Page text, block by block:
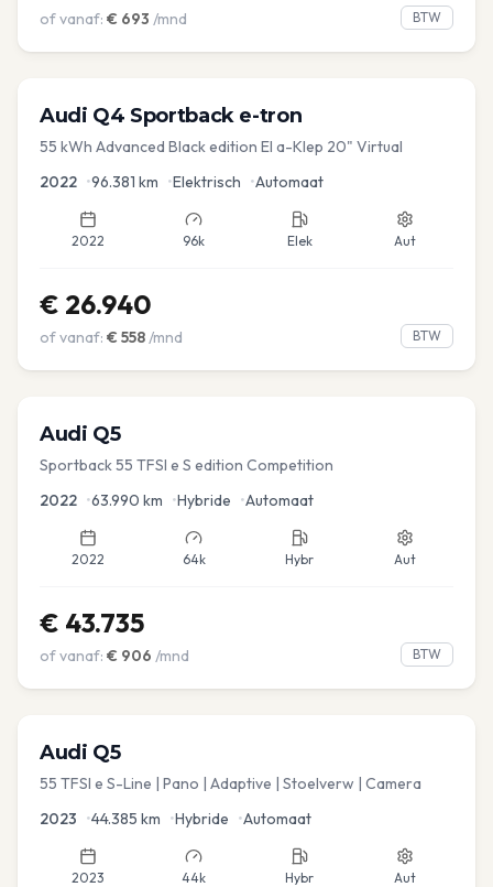
of vanaf: € 693 /mnd BTW
Audi Q4 Sportback e-tron
55 kWh Advanced Black edition El a-Klep 20" Virtual
2022 •96.381 km •Elektrisch •Automaat
2022 96k Elek Aut
€ 26.940
of vanaf: € 558 /mnd BTW
Audi Q5
Sportback 55 TFSI e S edition Competition
2022 •63.990 km •Hybride •Automaat
2022 64k Hybr Aut
€ 43.735
of vanaf: € 906 /mnd BTW
Audi Q5
55 TFSI e S-Line | Pano | Adaptive | Stoelverw | Camera
2023 •44.385 km •Hybride •Automaat
2023 44k Hybr Aut